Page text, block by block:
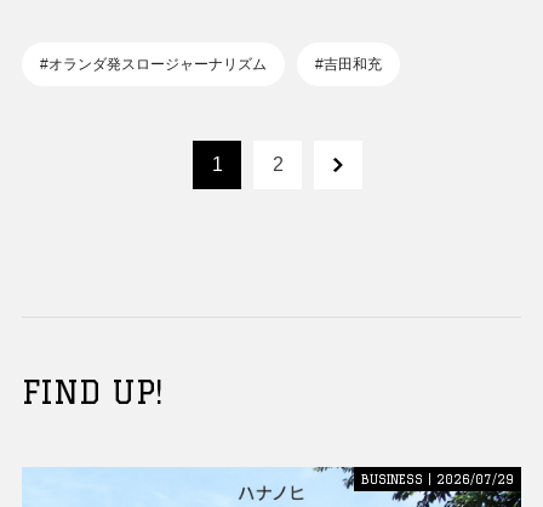
#オランダ発スロージャーナリズム #吉田和充
1 2
FIND UP!
BUSINESS | 2026/07/29